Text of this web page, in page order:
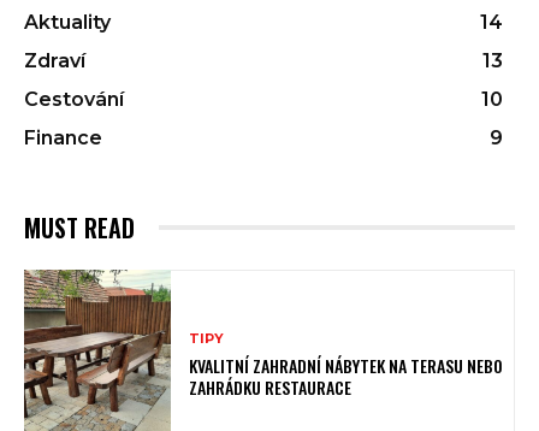
Aktuality
14
Zdraví
13
Cestování
10
Finance
9
MUST READ
TIPY
KVALITNÍ ZAHRADNÍ NÁBYTEK NA TERASU NEBO
ZAHRÁDKU RESTAURACE